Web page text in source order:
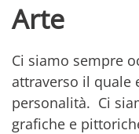
Arte
Ci siamo sempre
attraverso il quale
personalità. Ci
grafiche e